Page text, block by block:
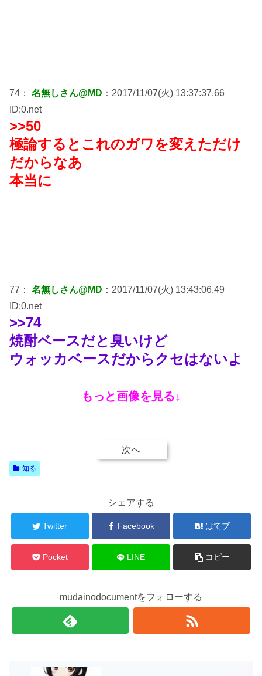
74： 名無しさん@MD ：2017/11/07(火) 13:37:37.66
ID:0.net
>>50
極論するとこれのガワを変えただけ
だからなあ
本当に
77： 名無しさん@MD ：2017/11/07(火) 13:43:06.49
ID:0.net
>>74
焼酎ベースだと臭いけど
ウォッカベースだからクセはないよ
もっと画像を見る↓
次へ
知る
シェアする
Twitter Facebook はてブ
Pocket LINE コピー
mudainodocumentをフォローする